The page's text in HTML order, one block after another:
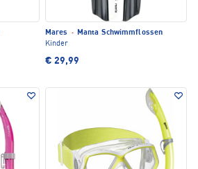
Mares · Manta Schwimmflossen
Kinder
€ 29,99